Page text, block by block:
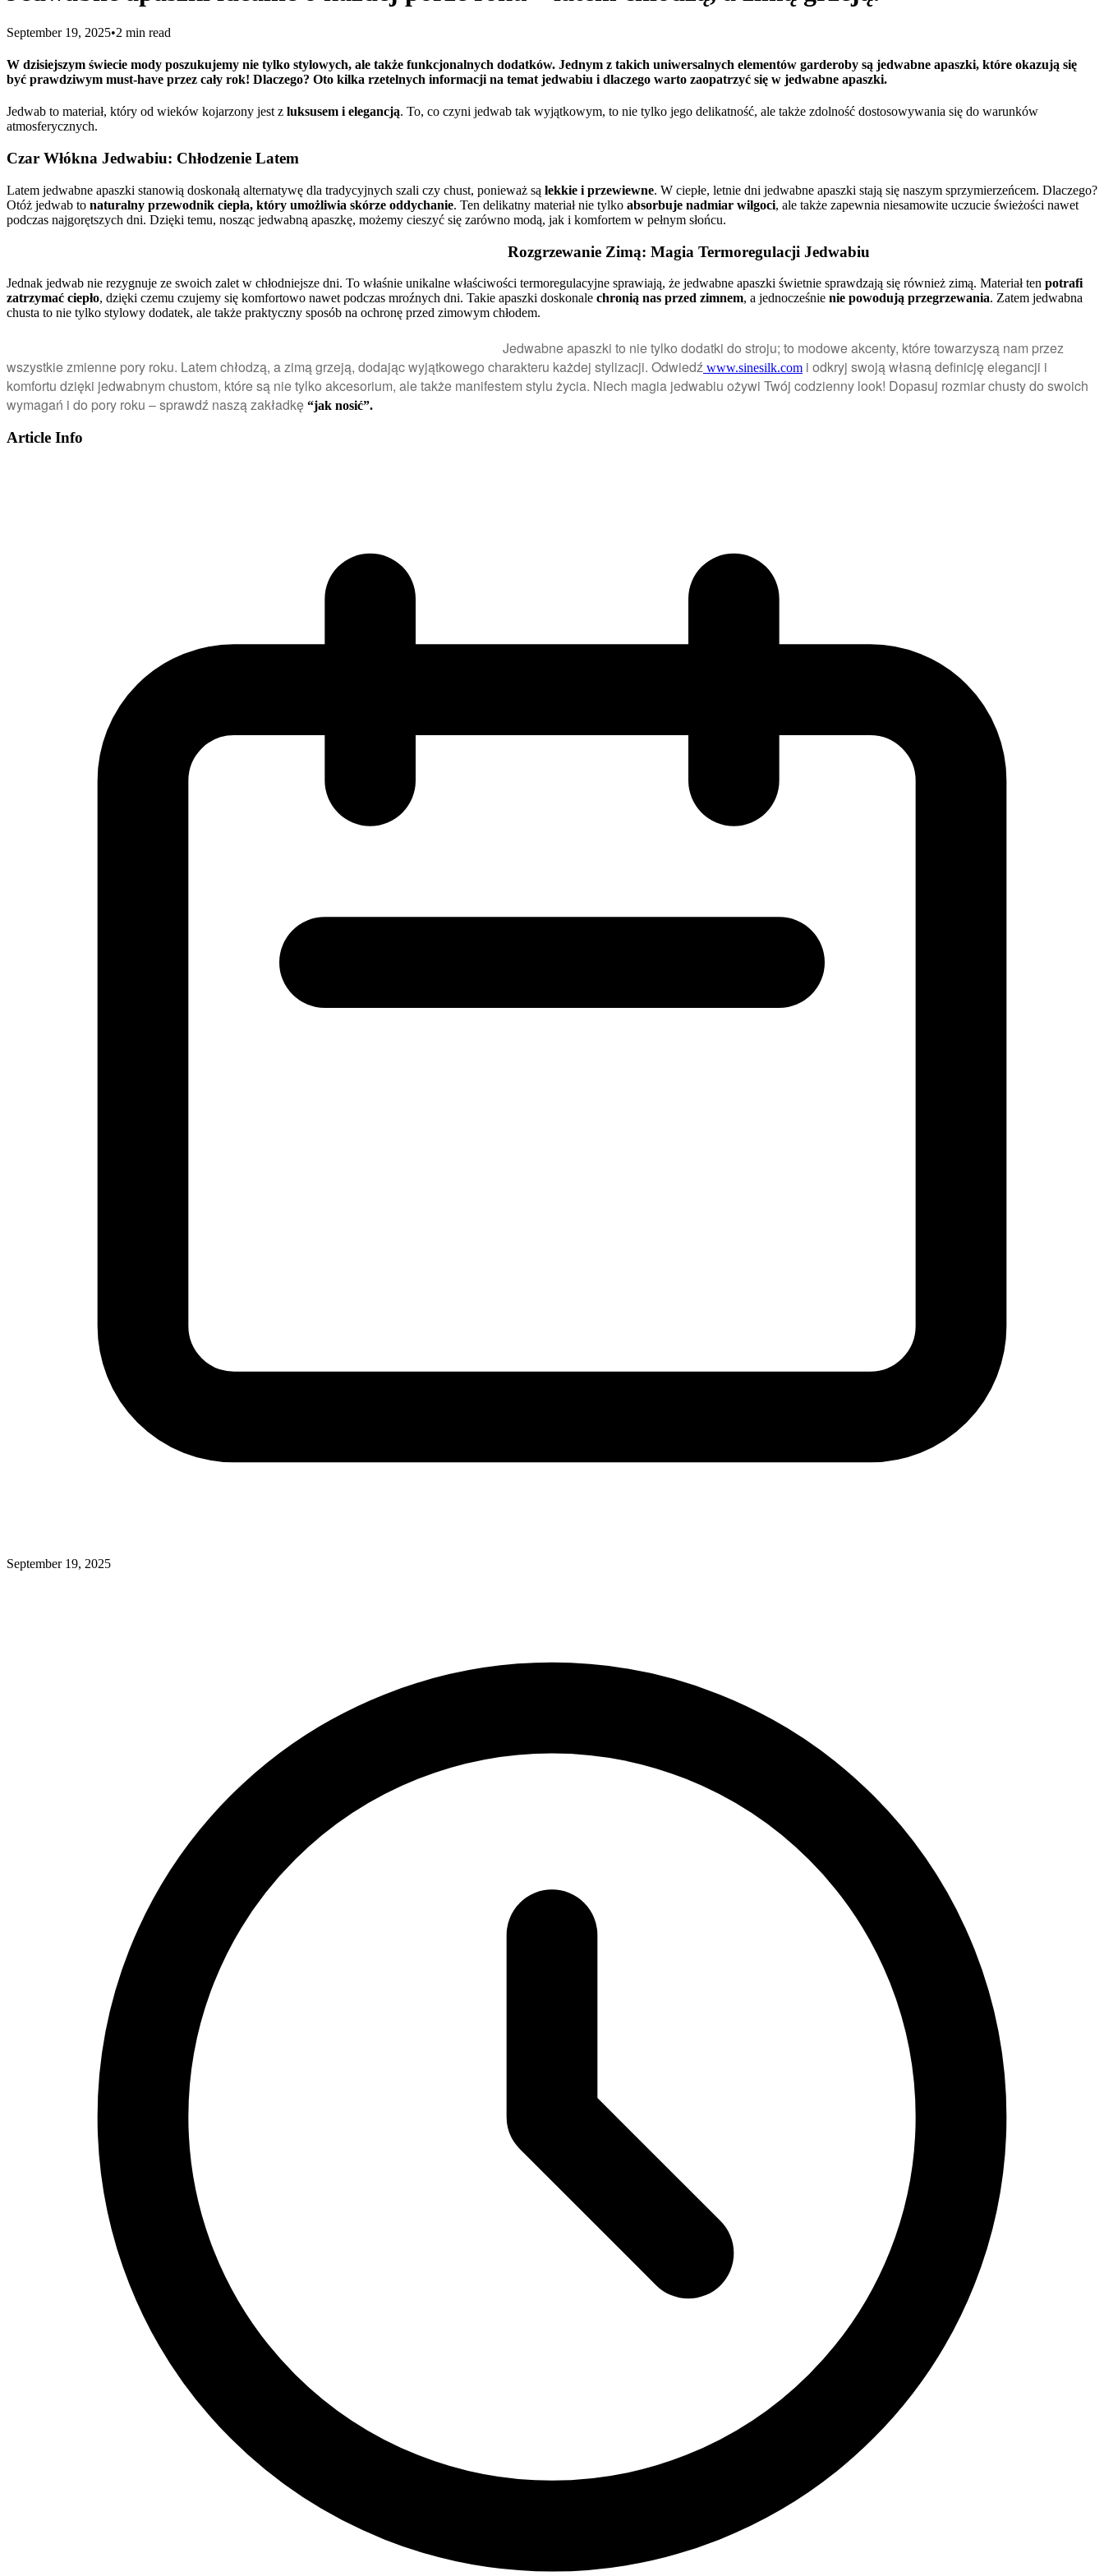
September 19, 2025•2 min read
W dzisiejszym świecie mody poszukujemy nie tylko stylowych, ale także funkcjonalnych dodatków. Jednym z takich uniwersalnych elementów garderoby są jedwabne apaszki, które okazują się
być prawdziwym must-have przez cały rok! Dlaczego? Oto kilka rzetelnych informacji na temat jedwabiu i dlaczego warto zaopatrzyć się w jedwabne apaszki.
Jedwab to materiał, który od wieków kojarzony jest z luksusem i elegancją. To, co czyni jedwab tak wyjątkowym, to nie tylko jego delikatność, ale także zdolność dostosowywania się do warunków
atmosferycznych.
Czar Włókna Jedwabiu: Chłodzenie Latem
Latem jedwabne apaszki stanowią doskonałą alternatywę dla tradycyjnych szali czy chust, ponieważ są lekkie i przewiewne. W ciepłe, letnie dni jedwabne apaszki stają się naszym sprzymierzeńcem. Dlaczego?
Otóż jedwab to naturalny przewodnik ciepła, który umożliwia skórze oddychanie. Ten delikatny materiał nie tylko absorbuje nadmiar wilgoci, ale także zapewnia niesamowite uczucie świeżości nawet
podczas najgorętszych dni. Dzięki temu, nosząc jedwabną apaszkę, możemy cieszyć się zarówno modą, jak i komfortem w pełnym słońcu.
Rozgrzewanie Zimą: Magia Termoregulacji Jedwabiu
Jednak jedwab nie rezygnuje ze swoich zalet w chłodniejsze dni. To właśnie unikalne właściwości termoregulacyjne sprawiają, że jedwabne apaszki świetnie sprawdzają się również zimą. Materiał ten potrafi
zatrzymać ciepło, dzięki czemu czujemy się komfortowo nawet podczas mroźnych dni. Takie apaszki doskonale chronią nas przed zimnem, a jednocześnie nie powodują przegrzewania. Zatem jedwabna
chusta to nie tylko stylowy dodatek, ale także praktyczny sposób na ochronę przed zimowym chłodem.
Jedwabne apaszki to nie tylko dodatki do stroju; to modowe akcenty, które towarzyszą nam przez
wszystkie zmienne pory roku. Latem chłodzą, a zimą grzeją, dodając wyjątkowego charakteru każdej stylizacji. Odwiedź www.sinesilk.com i odkryj swoją własną definicję elegancji i
komfortu dzięki jedwabnym chustom, które są nie tylko akcesorium, ale także manifestem stylu życia. Niech magia jedwabiu ożywi Twój codzienny look! Dopasuj rozmiar chusty do swoich
wymagań i do pory roku – sprawdź naszą zakładkę “jak nosić”.
Article Info
September 19, 2025